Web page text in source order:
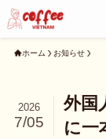
ホーム お知らせ
外国
に一
2026
7/05